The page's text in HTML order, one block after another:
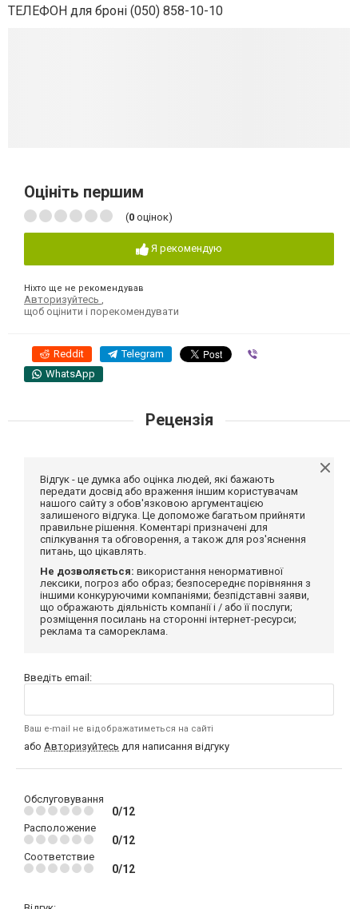
ТЕЛЕФОН для броні (050) 858-10-10
Оцініть першим
(0 оцінок)
Я рекомендую
Ніхто ще не рекомендував
Авторизуйтесь
щоб оцінити і порекомендувати
Reddit Telegram
WhatsApp
Рецензія
Відгук - це думка або оцінка людей, які бажають
передати досвід або враження іншим користувачам
нашого сайту з обов'язковою аргументацією
залишеного відгука. Це допоможе багатьом прийняти
правильне рішення. Коментарі призначені для
спілкування та обговорення, а також для роз'яснення
питань, що цікавлять.
Не дозволяється: використання ненормативної
лексики, погроз або образ; безпосереднє порівняння з
іншими конкуруючими компаніями; безпідставні заяви,
що ображають діяльність компанії і / або її послуги;
розміщення посилань на сторонні інтернет-ресурси;
реклама та самореклама.
Введіть email:
Ваш e-mail не відображатиметься на сайті
або Авторизуйтесь для написання відгуку
Обслуговування
0/12
Расположение
0/12
Соответствие
0/12